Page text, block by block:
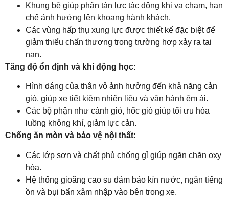
Khung bệ giúp phân tán lực tác động khi va chạm, hạn
chế ảnh hưởng lên khoang hành khách.
Các vùng hấp thụ xung lực được thiết kế đặc biệt để
giảm thiểu chấn thương trong trường hợp xảy ra tai
nạn.
Tăng độ ổn định và khí động học:
Hình dáng của thân vỏ ảnh hưởng đến khả năng cản
gió, giúp xe tiết kiệm nhiên liệu và vận hành êm ái.
Các bộ phận như cánh gió, hốc gió giúp tối ưu hóa
luồng không khí, giảm lực cản.
Chống ăn mòn và bảo vệ nội thất:
Các lớp sơn và chất phủ chống gỉ giúp ngăn chặn oxy
hóa.
Hệ thống gioăng cao su đảm bảo kín nước, ngăn tiếng
ồn và bụi bẩn xâm nhập vào bên trong xe.